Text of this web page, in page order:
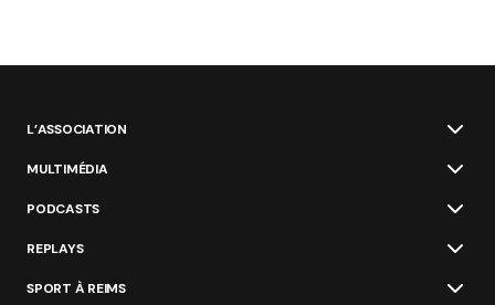
L’ASSOCIATION
MULTIMÉDIA
PODCASTS
REPLAYS
SPORT À REIMS